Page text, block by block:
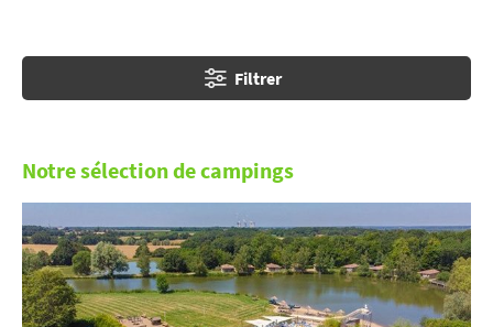
Filtrer
Notre sélection de campings